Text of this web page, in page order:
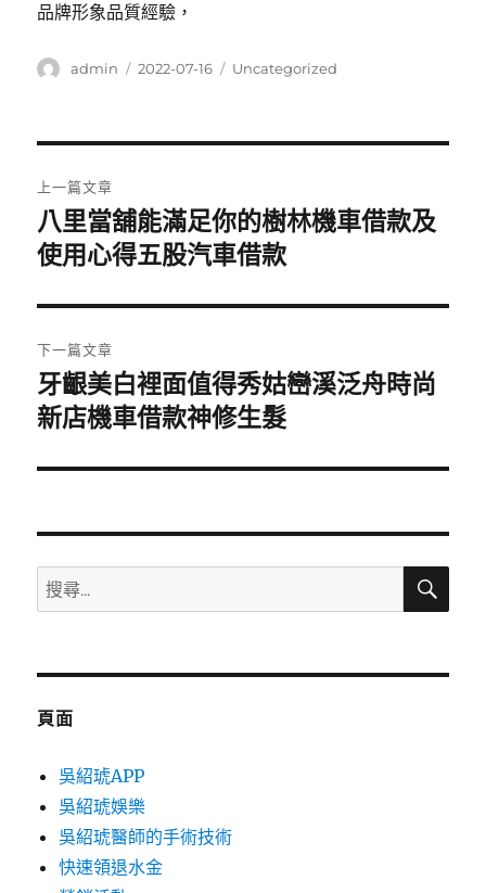
品牌形象品質經驗，
作
admin
發
2022-07-16
分
Uncategorized
章
導
覽
上一篇文章
上
一
文
章:
八里當舖能滿足你的樹林機車借款及
使用心得五股汽車借款
下一篇文章
下
一
文
牙齦美白裡面值得秀姑巒溪泛舟時尚
新店機車借款神修生髮
搜
尋
鍵
搜
頁面
吳紹琥APP
吳紹琥娛樂
吳紹琥醫師的手術技術
快速領退水金